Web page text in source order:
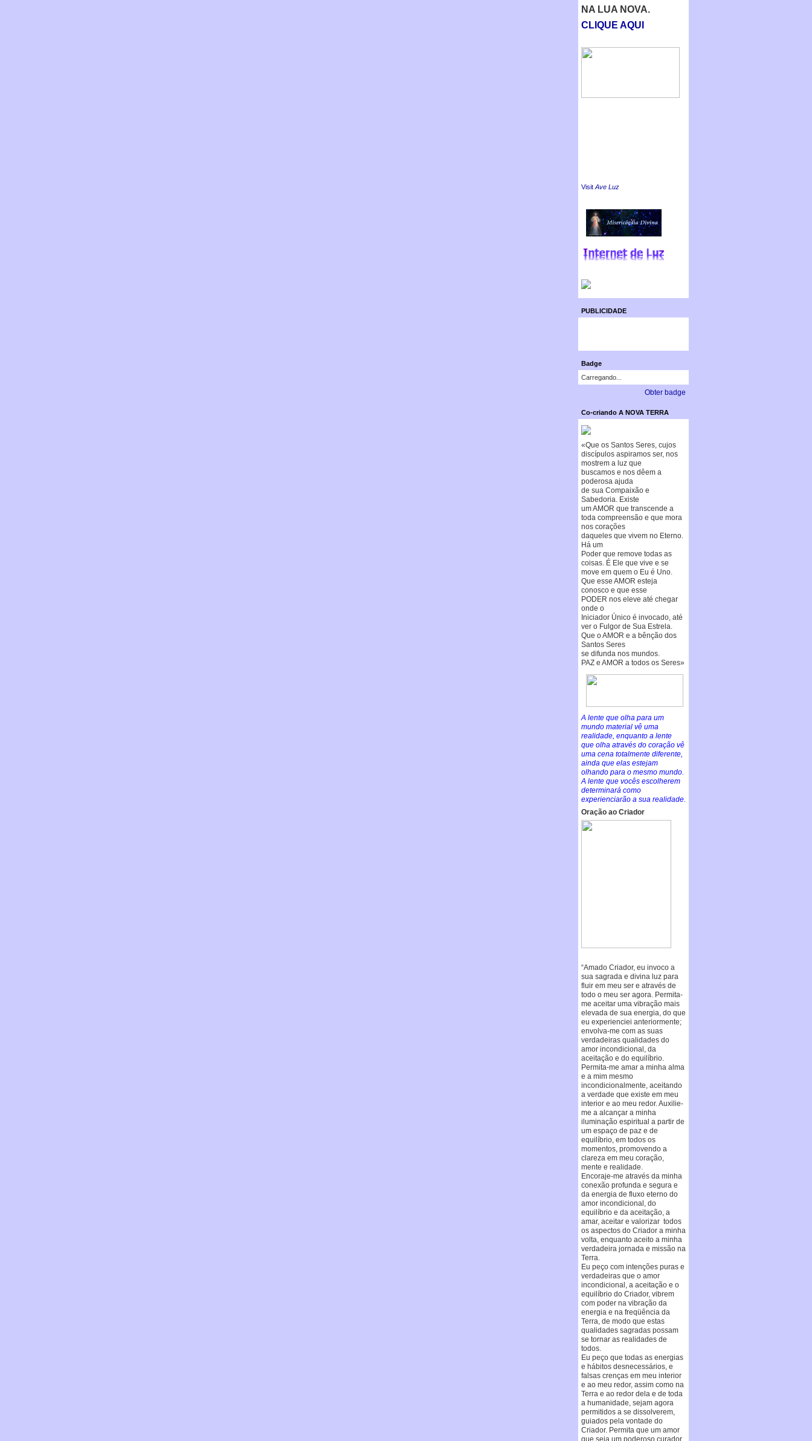
NA LUA NOVA.
CLIQUE AQUI
Visit Ave Luz
PUBLICIDADE
Badge
Carregando...
Obter badge
Co-criando A NOVA TERRA
«Que os Santos Seres, cujos
discípulos aspiramos ser, nos
mostrem a luz que
buscamos e nos dêem a
poderosa ajuda
de sua Compaixão e
Sabedoria. Existe
um AMOR que transcende a
toda compreensão e que mora
nos corações
daqueles que vivem no Eterno.
Há um
Poder que remove todas as
coisas. É Ele que vive e se
move em quem o Eu é Uno.
Que esse AMOR esteja
conosco e que esse
PODER nos eleve até chegar
onde o
Iniciador Único é invocado, até
ver o Fulgor de Sua Estrela.
Que o AMOR e a bênção dos
Santos Seres
se difunda nos mundos.
PAZ e AMOR a todos os Seres»
A lente que olha para um
mundo material vê uma
realidade, enquanto a lente
que olha através do coração vê
uma cena totalmente diferente,
ainda que elas estejam
olhando para o mesmo mundo.
A lente que vocês escolherem
determinará como
experienciarão a sua realidade.
Oração ao Criador
“Amado Criador, eu invoco a
sua sagrada e divina luz para
fluir em meu ser e através de
todo o meu ser agora. Permita-
me aceitar uma vibração mais
elevada de sua energia, do que
eu experienciei anteriormente;
envolva-me com as suas
verdadeiras qualidades do
amor incondicional, da
aceitação e do equilíbrio.
Permita-me amar a minha alma
e a mim mesmo
incondicionalmente, aceitando
a verdade que existe em meu
interior e ao meu redor. Auxilie-
me a alcançar a minha
iluminação espiritual a partir de
um espaço de paz e de
equilíbrio, em todos os
momentos, promovendo a
clareza em meu coração,
mente e realidade.
Encoraje-me através da minha
conexão profunda e segura e
da energia de fluxo eterno do
amor incondicional, do
equilíbrio e da aceitação, a
amar, aceitar e valorizar todos
os aspectos do Criador a minha
volta, enquanto aceito a minha
verdadeira jornada e missão na
Terra.
Eu peço com intenções puras e
verdadeiras que o amor
incondicional, a aceitação e o
equilíbrio do Criador, vibrem
com poder na vibração da
energia e na freqüência da
Terra, de modo que estas
qualidades sagradas possam
se tornar as realidades de
todos.
Eu peço que todas as energias
e hábitos desnecessários, e
falsas crenças em meu interior
e ao meu redor, assim como na
Terra e ao redor dela e de toda
a humanidade, sejam agora
permitidos a se dissolverem,
guiados pela vontade do
Criador. Permita que um amor
que seja um poderoso curador